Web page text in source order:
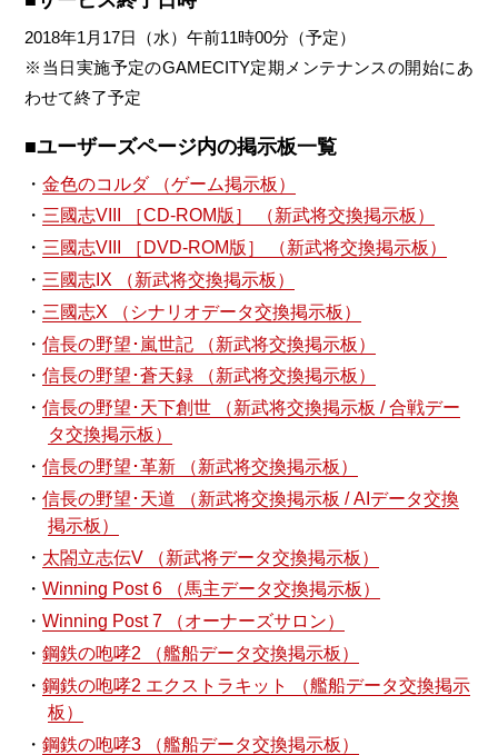
2018年1月17日（水）午前11時00分（予定）
※当日実施予定のGAMECITY定期メンテナンスの開始にあ
わせて終了予定
■ユーザーズページ内の掲示板一覧
金色のコルダ （ゲーム掲示板）
三國志VIII ［CD-ROM版］ （新武将交換掲示板）
三國志VIII ［DVD-ROM版］ （新武将交換掲示板）
三國志IX （新武将交換掲示板）
三國志X （シナリオデータ交換掲示板）
信長の野望･嵐世記 （新武将交換掲示板）
信長の野望･蒼天録 （新武将交換掲示板）
信長の野望･天下創世 （新武将交換掲示板 / 合戦デー
タ交換掲示板）
信長の野望･革新 （新武将交換掲示板）
信長の野望･天道 （新武将交換掲示板 / AIデータ交換
掲示板）
太閤立志伝V （新武将データ交換掲示板）
Winning Post 6 （馬主データ交換掲示板）
Winning Post 7 （オーナーズサロン）
鋼鉄の咆哮2 （艦船データ交換掲示板）
鋼鉄の咆哮2 エクストラキット （艦船データ交換掲示
板）
鋼鉄の咆哮3 （艦船データ交換掲示板）